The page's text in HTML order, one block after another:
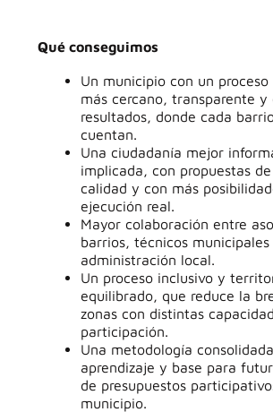
Qué conseguimos
Un municipio con un
más cercano, transparente y
resultados, donde cada
cuentan.
Una ciudadanía mejor
implicada, con propuestas
calidad y con más
ejecución real.
Mayor colaboración entre
barrios, técnicos municipales
administración local.
Un proceso inclusivo y
equilibrado, que reduce la
zonas con distintas
participación.
Una metodología
aprendizaje y base para
de presupuestos
municipio.